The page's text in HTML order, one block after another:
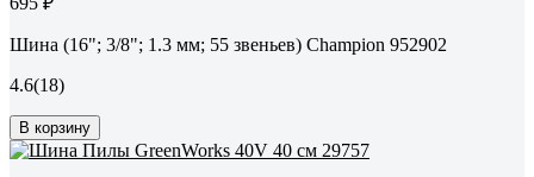
Шина (16"; 3/8"; 1.3 мм; 55 звеньев) Champion 952902
4.6(18)
В корзину